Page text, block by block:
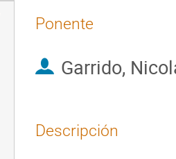
Ponente
Garrido,
Descripción